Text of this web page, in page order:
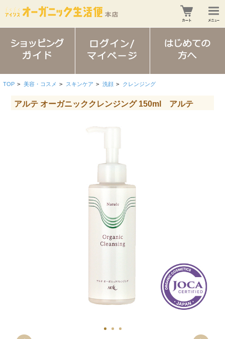
TOP > 美容・コスメ > スキンケア > 洗顔 > クレンジング
アルテ オーガニッククレンジング 150ml アルテ